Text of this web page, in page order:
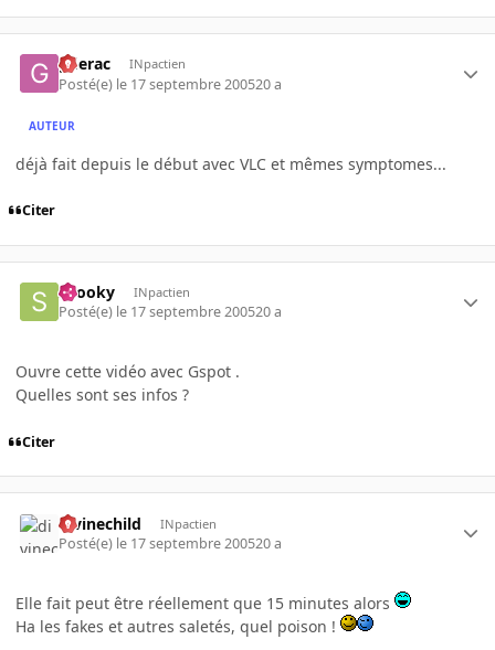
gderac INpactien
Posté(e) le 17 septembre 200520 a
AUTEUR
déjà fait depuis le début avec VLC et mêmes symptomes...
Citer
snooky INpactien
Posté(e) le 17 septembre 200520 a
Ouvre cette vidéo avec Gspot .
Quelles sont ses infos ?
Citer
divinechild INpactien
Posté(e) le 17 septembre 200520 a
Elle fait peut être réellement que 15 minutes alors
Ha les fakes et autres saletés, quel poison !